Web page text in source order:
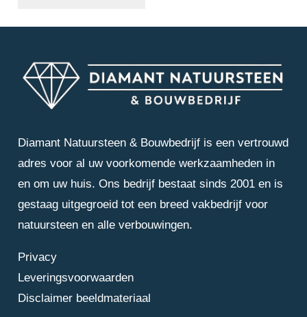
Diamant Natuursteen & Bouwbedrijf is een vertrouwd
adres voor al uw voorkomende werkzaamheden in
en om uw huis. Ons bedrijf bestaat sinds 2001 en is
gestaag uitgegroeid tot een breed vakbedrijf voor
natuursteen en alle verbouwingen.
Privacy
Leveringsvoorwaarden
Disclaimer beeldmateriaal